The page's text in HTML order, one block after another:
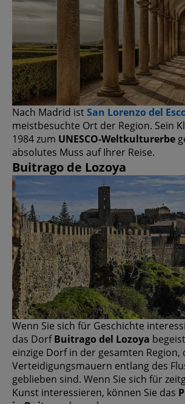
Nach Madrid istSan Lorenzo del
meistbesuchte Ort der Region. Sein
1984 zum UNESCO-Weltkulturerbe
absolutes Muss auf Ihrer Reise.
Buitrago de Lozoya
Wenn Sie sich für Geschichte
das DorfBuitrago del Lozoya
einzige Dorf in der gesamten Region,
Verteidigungsmauern entlang des
geblieben sind. Wenn Sie sich für
Kunst interessieren, können Sie das